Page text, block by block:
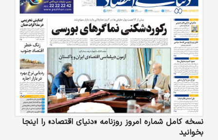
نسخه کامل شماره امروز روزنامه «دنیای‌ اقتصاد» را اینجا
بخوانید